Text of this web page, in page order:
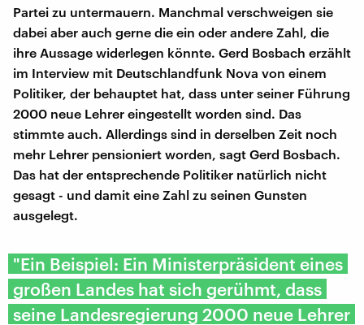
Partei zu untermauern. Manchmal verschweigen sie
dabei aber auch gerne die ein oder andere Zahl, die
ihre Aussage widerlegen könnte. Gerd Bosbach erzählt
im Interview mit Deutschlandfunk Nova von einem
Politiker, der behauptet hat, dass unter seiner Führung
2000 neue Lehrer eingestellt worden sind. Das
stimmte auch. Allerdings sind in derselben Zeit noch
mehr Lehrer pensioniert worden, sagt Gerd Bosbach.
Das hat der entsprechende Politiker natürlich nicht
gesagt - und damit eine Zahl zu seinen Gunsten
ausgelegt.
"Ein Beispiel: Ein Ministerpräsident eines
großen Landes hat sich gerühmt, dass
seine Landesregierung 2000 neue Lehrer